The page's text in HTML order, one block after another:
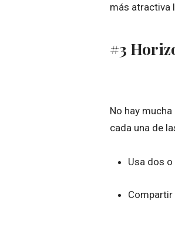
más atractiva
#3
No hay
cada una de
Usa dos